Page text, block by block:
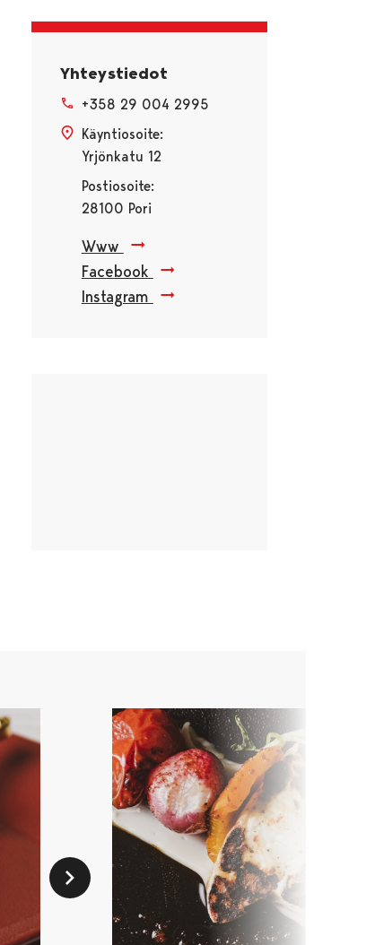
Yhteystiedot
+358 29 004 2995
Käyntiosoite:
Yrjönkatu 12
Postiosoite:
28100 Pori
Www
Facebook
Instagram
Seuraava dia